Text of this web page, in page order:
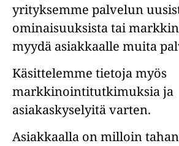
yrityksemme palvelun
ominaisuuksista tai
myydä asiakkaalle muita
Käsittelemme tietoja myös
markkinointitutkimuksia ja
asiakaskyselyitä varten.
Asiakkaalla on milloin